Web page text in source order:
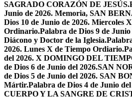
SAGRADO CORAZÓN DE JESÚS.
Junio de 2026. Memoria, SAN
Dios 10 de Junio de 2026. Miercoles
Ordinario.Palabra de Dios 9 de
Diácono y Doctor de la Iglesia.
2026. Lunes X de Tiempo Ordiario.
del 2026. X DOMINGO DEL
de Dios 6 de Junio del 2026.SAN
de Dios 5 de Junio del 2026. SAN
Mártir.Palabra de Dios 4 de Junio
CUERPO Y LA SANGRE DE